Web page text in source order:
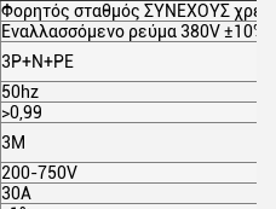
Φορητός σταθμός ΣΥΝΕΧΟΥΣ
Εναλλασσόμενο ρεύμα 380V ±10%
3P+N+PE
50hz
>0,99
3M
200-750V
30A